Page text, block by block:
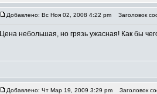
Добавлено: Вс Ноя 02, 2008 4:22 pm Заголовок
Цена небольшая, но грязь ужасная! Как бы
Добавлено: Чт Мар 19, 2009 3:29 pm Заголовок